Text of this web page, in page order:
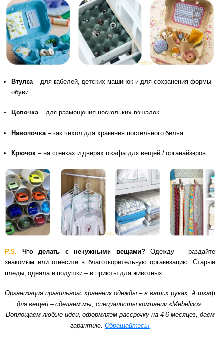
Втулка – для кабелей, детских машинок и для сохранения формы
обуви.
Цепочка – для размещения нескольких вешалок.
Наволочка – как чехол для хранения постельного белья.
Крючок – на стенках и дверях шкафа для вещей / органайзеров.
P.S. Что делать с ненужными вещами? Одежду – раздайте
знакомым или отнесите в благотворительную организацию. Старые
пледы, одеяла и подушки – в приюты для животных.
Организация правильного хранения одежды – в ваших руках. А шкаф
для вещей – сделаем мы, специалисты компании «Mebelino».
Воплощаем любые идеи, оформляем рассрочку на 4-6 месяцев, даем
гарантию. Обращайтесь!